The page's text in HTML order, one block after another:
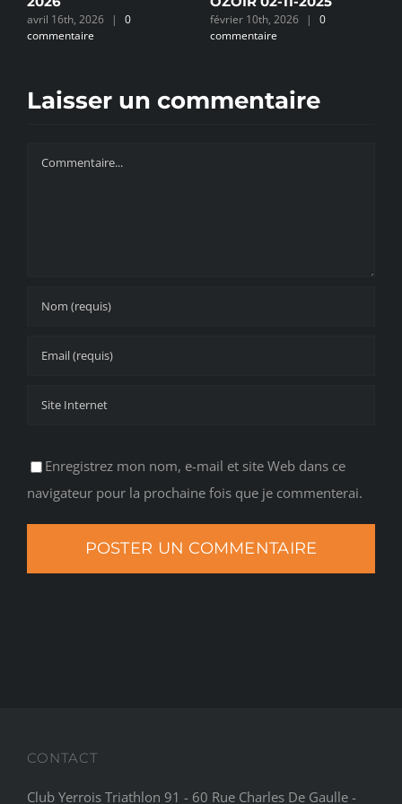
avril 16th, 2026 |
0
commentaire
février 10th, 2026 |
0
commentaire
Laisser un commentaire
Commentaire
Enregistrez mon nom, e-mail et site Web dans ce
navigateur pour la prochaine fois que je commenterai.
CONTACT
Club Yerrois Triathlon 91 - 60 Rue Charles De Gaulle -